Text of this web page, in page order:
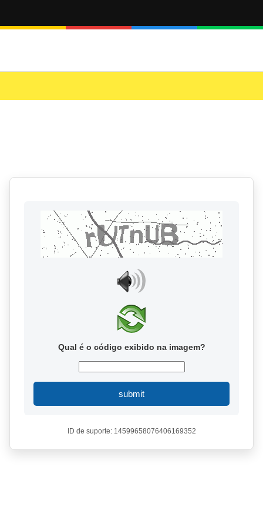
Qual é o código exibido na imagem?
submit
ID de suporte: 14599658076406169352